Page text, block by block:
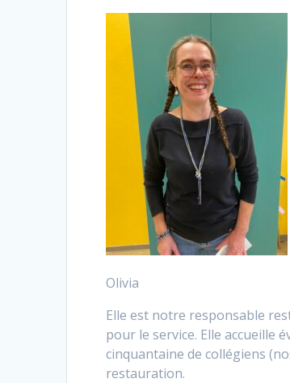
Olivia
Elle est notre responsable
pour le service. Elle accueille
cinquantaine de collégiens
restauration.